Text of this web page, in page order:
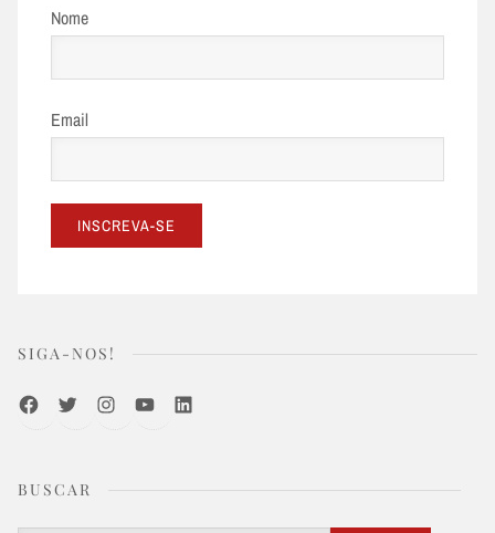
Nome
Email
SIGA-NOS!
FacebookTwitterInstagramYoutubeLinkedIn
BUSCAR